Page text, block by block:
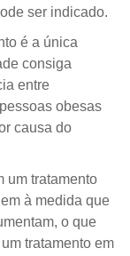
ser indicado.
é a única
consiga
entre
obesas
causa do
um tratamento
à medida que
o que
tratamento em